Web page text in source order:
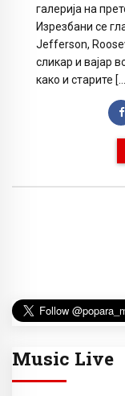
галерија на
Изрезбани се
Jefferson,
сликар и вајар
како и старите
Music Live